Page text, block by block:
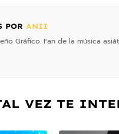
POR ANII
Gráfico. Fan de la música
VEZ TE